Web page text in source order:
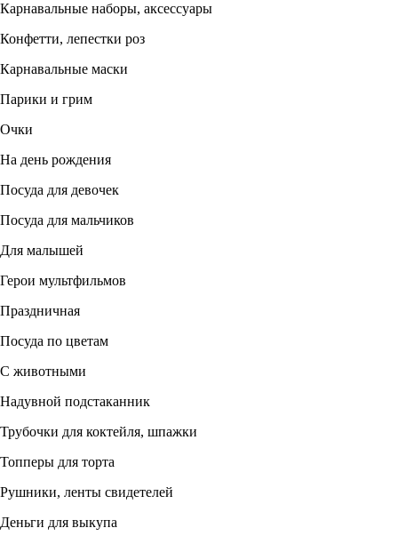
Карнавальные наборы, аксессуары
Конфетти, лепестки роз
Карнавальные маски
Парики и грим
Очки
На день рождения
Посуда для девочек
Посуда для мальчиков
Для малышей
Герои мультфильмов
Праздничная
Посуда по цветам
С животными
Надувной подстаканник
Трубочки для коктейля, шпажки
Топперы для торта
Рушники, ленты свидетелей
Деньги для выкупа